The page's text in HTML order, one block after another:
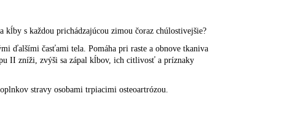
s každou prichádzajúcou zimou čoraz chúlostivejšie?
ďalšími časťami tela. Pomáha pri raste a obnove tkaniva
II zníži, zvýši sa zápal kĺbov, ich citlivosť a príznaky
stravy osobami trpiacimi osteoartrózou.